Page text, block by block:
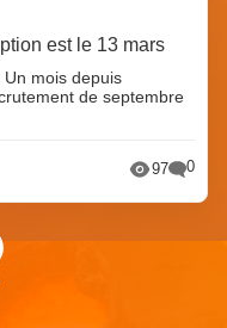
est le 13 mars
mois depuis
de septembre
97 0